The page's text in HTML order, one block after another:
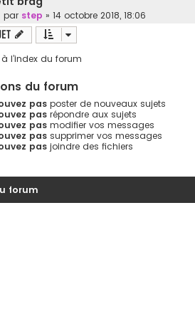
par step » 14 octobre 2018, 18:06
l’index du forum
du forum
pas poster de nouveaux sujets
pas répondre aux sujets
pas modifier vos messages
pas supprimer vos messages
pas joindre des fichiers
forum